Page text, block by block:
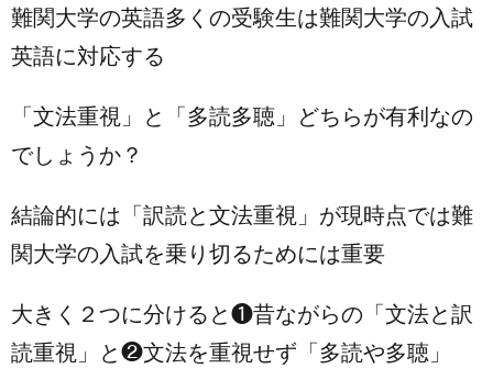
難関大学の英語多くの受験生は難関大学の入試
英語に対応する
「文法重視」と「多読多聴」どちらが有利なの
でしょうか？
結論的には「訳読と文法重視」が現時点では難
関大学の入試を乗り切るためには重要
大きく２つに分けると❶昔ながらの「文法と訳
読重視」と❷文法を重視せず「多読や多聴」